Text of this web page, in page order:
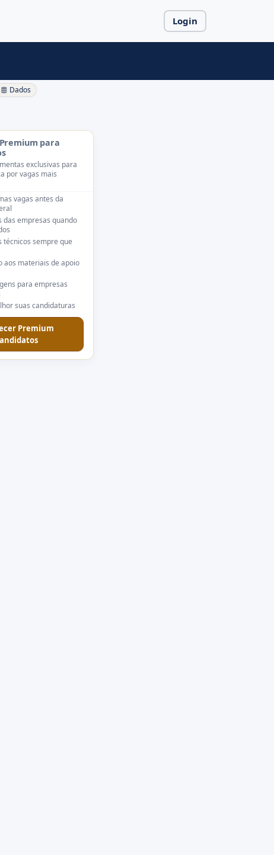
Login
Dados
para
exclusivas para
por vagas mais
vagas antes da
das empresas quando
técnicos sempre que
aos materiais de apoio
para empresas
suas candidaturas
Premium